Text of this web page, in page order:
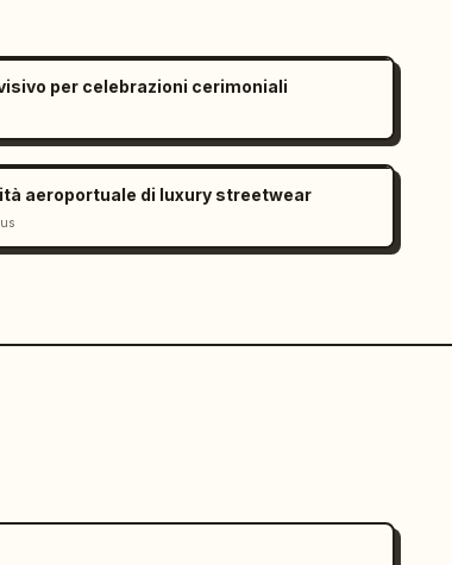
per celebrazioni cerimoniali
aeroportuale di luxury streetwear